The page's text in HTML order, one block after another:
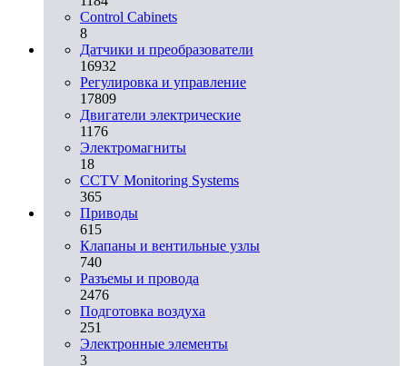
Control Cabinets
8
Датчики и преобразователи
16932
Регулировка и управление
17809
Двигатели электрические
1176
Электромагниты
18
CCTV Monitoring Systems
365
Приводы
615
Клапаны и вентильные узлы
740
Разъемы и провода
2476
Подготовка воздуха
251
Электронные элементы
3